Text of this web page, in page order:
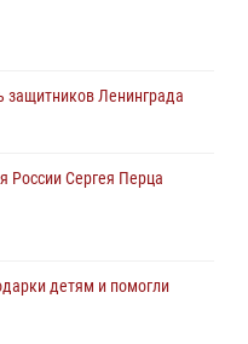
защитников Ленинграда
России Сергея Перца
детям и помогли